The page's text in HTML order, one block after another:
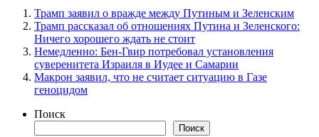
Трамп заявил о вражде между Путиным и Зеленским
Трамп рассказал об отношениях Путина и Зеленского:
Ничего хорошего ждать не стоит
Немедленно: Бен-Гвир потребовал установления
суверенитета Израиля в Иудее и Самарии
Макрон заявил, что не считает ситуацию в Газе
геноцидом
Поиск
Поиск